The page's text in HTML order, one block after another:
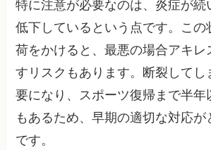
特に注意が必要なのは、炎症が続
低下しているという点です。この
荷をかけると、最悪の場合アキレ
すリスクもあります。断裂してし
要になり、スポーツ復帰まで半年
もあるため、早期の適切な対応が
です。